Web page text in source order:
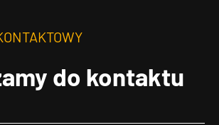
do kontaktu